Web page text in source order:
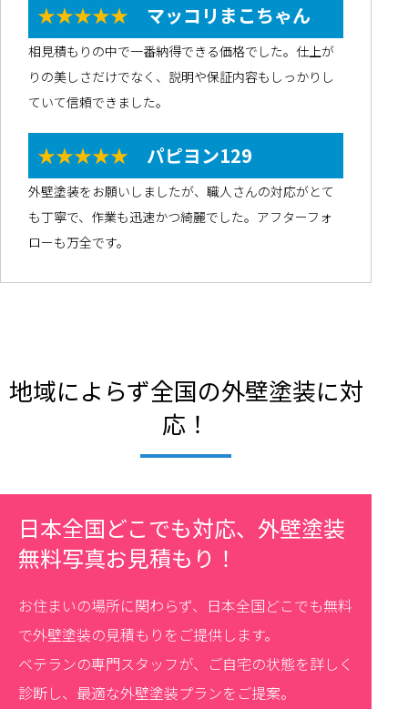
★★★★★ マッコリまこちゃん
相見積もりの中で一番納得できる価格でした。仕上が
りの美しさだけでなく、説明や保証内容もしっかりし
ていて信頼できました。
★★★★★ パピヨン129
外壁塗装をお願いしましたが、職人さんの対応がとて
も丁寧で、作業も迅速かつ綺麗でした。アフターフォ
ローも万全です。
地域によらず全国の外壁塗装に対
応！
日本全国どこでも対応、外壁塗装
無料写真お見積もり！
お住まいの場所に関わらず、日本全国どこでも無料
で外壁塗装の見積もりをご提供します。
ベテランの専門スタッフが、ご自宅の状態を詳しく
診断し、最適な外壁塗装プランをご提案。